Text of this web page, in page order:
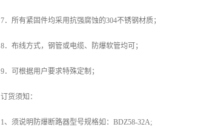
7．所有紧固件均采用抗强腐蚀的304不锈钢材质；
8．布线方式，钢管或电缆、防爆软管均可；
9．可根据用户要求特殊定制；
订货须知：
1、须说明防爆断路器型号规格如：BDZ58-32A;